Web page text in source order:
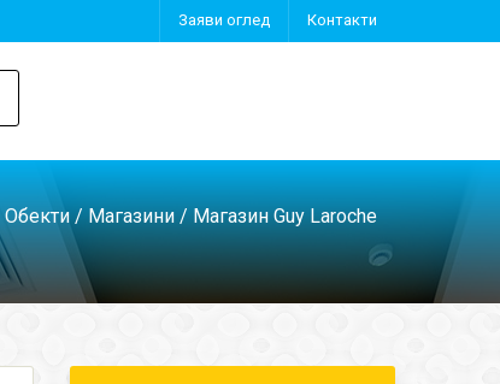
Заяви оглед Контакти
Обекти/Магазини / Магазин Guy Laroche